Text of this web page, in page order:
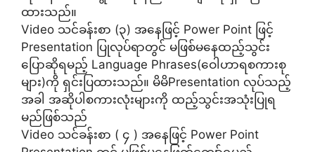
ထားသည်။
Video သင်ခန်းစာ (၃) အနေဖြင့် Power Point ဖြင့်
Presentation ပြုလုပ်ရာတွင် မဖြစ်မနေထည့်သွင်း
ပြောဆိုရမည့် Language Phrases(ဝေါဟာရစကားစု
များ)ကို ရှင်းပြထားသည်။ မိမိPresentation လုပ်သည့်
အခါ အဆိုပါစကားလုံးများကို ထည့်သွင်းအသုံးပြုရ
မည်ဖြစ်သည်
Video သင်ခန်းစာ ( ၄ ) အနေဖြင့် Power Point